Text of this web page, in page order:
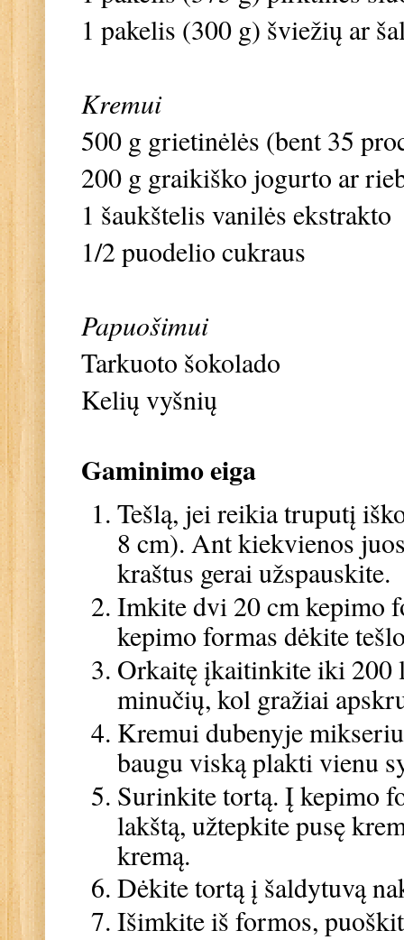
1 pakelis (300 g) šviežių ar
Kremui
500 g grietinėlės (bent 35
200 g graikiško jogurto ar
1 šaukštelis vanilės ekstrakto
1/2 puodelio cukraus
Papuošimui
Tarkuoto šokolado
Kelių vyšnių
Gaminimo eiga
Tešlą, jei reikia truputį
8 cm). Ant kiekvienos
kraštus gerai užspauskite.
Imkite dvi 20 cm kepimo
kepimo formas dėkite
Orkaitę įkaitinkite iki 200
minučių, kol gražiai
Kremui dubenyje
baugu viską plakti vienu
Surinkite tortą. Į kepimo
lakštą, užtepkite pusę
kremą.
Dėkite tortą į šaldytuvą
Išimkite iš formos,